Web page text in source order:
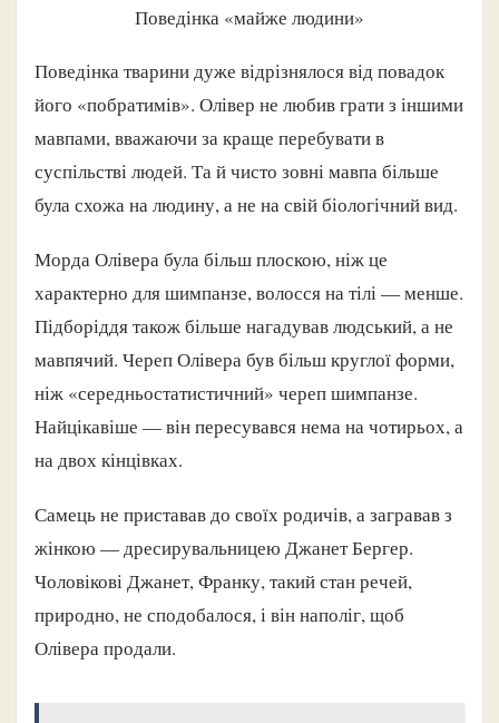
Поведінка «майже людини»
Поведінка тварини дуже відрізнялося від повадок
його «побратимів». Олівер не любив грати з іншими
мавпами, вважаючи за краще перебувати в
суспільстві людей. Та й чисто зовні мавпа більше
була схожа на людину, а не на свій біологічний вид.
Морда Олівера була більш плоскою, ніж це
характерно для шимпанзе, волосся на тілі — менше.
Підборіддя також більше нагадував людський, а не
мавпячий. Череп Олівера був більш круглої форми,
ніж «середньостатистичний» череп шимпанзе.
Найцікавіше — він пересувався нема на чотирьох, а
на двох кінцівках.
Самець не приставав до своїх родичів, а загравав з
жінкою — дресирувальницею Джанет Бергер.
Чоловікові Джанет, Франку, такий стан речей,
природно, не сподобалося, і він наполіг, щоб
Олівера продали.